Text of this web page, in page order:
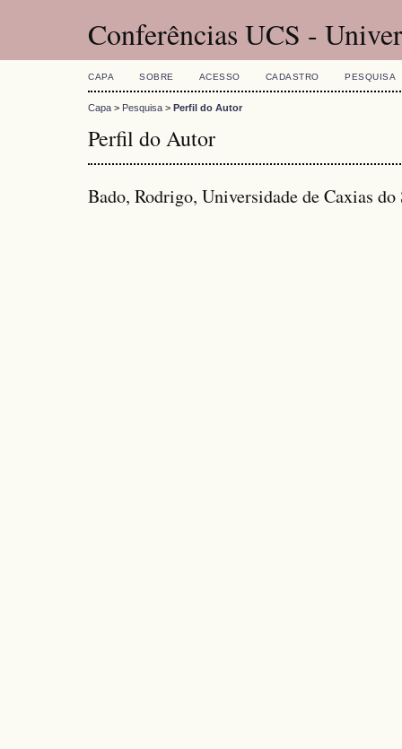
Conferências UCS -
CAPA SOBRE ACESSO CADASTRO PESQUISA
Capa > Pesquisa > Perfil do Autor
Perfil do Autor
Bado, Rodrigo, Universidade de Caxias